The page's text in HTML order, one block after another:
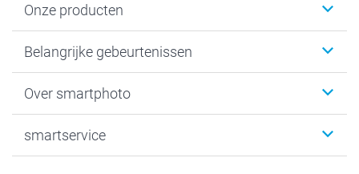
Onze producten
Fotogeschenken
Fotoprints, Fotoposter & Fotoalbum met fotoprints
MyNameBook
Belangrijke gebeurtenissen
Baby
Communie- en Lentefeest
Over smartphoto
Duurzaamheid
smartservice